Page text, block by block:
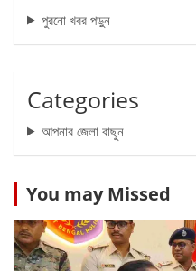
পুরনো খবর পড়ুন
Categories
আপনার জেলা বাছুন
You may Missed